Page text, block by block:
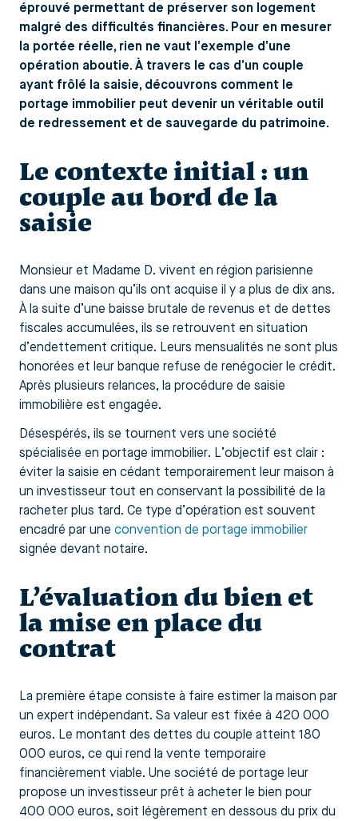
éprouvé permettant de préserver son logement
malgré des difficultés financières. Pour en mesurer
la portée réelle, rien ne vaut l’exemple d’une
opération aboutie. À travers le cas d’un couple
ayant frôlé la saisie, découvrons comment le
portage immobilier peut devenir un véritable outil
de redressement et de sauvegarde du patrimoine.
Le contexte initial : un
couple au bord de la
saisie
Monsieur et Madame D. vivent en région parisienne
dans une maison qu’ils ont acquise il y a plus de dix ans.
À la suite d’une baisse brutale de revenus et de dettes
fiscales accumulées, ils se retrouvent en situation
d’endettement critique. Leurs mensualités ne sont plus
honorées et leur banque refuse de renégocier le crédit.
Après plusieurs relances, la procédure de saisie
immobilière est engagée.
Désespérés, ils se tournent vers une société
spécialisée en portage immobilier. L’objectif est clair :
éviter la saisie en cédant temporairement leur maison à
un investisseur tout en conservant la possibilité de la
racheter plus tard. Ce type d’opération est souvent
encadré par une convention de portage immobilier
signée devant notaire.
L’évaluation du bien et
la mise en place du
contrat
La première étape consiste à faire estimer la maison par
un expert indépendant. Sa valeur est fixée à 420 000
euros. Le montant des dettes du couple atteint 180
000 euros, ce qui rend la vente temporaire
financièrement viable. Une société de portage leur
propose un investisseur prêt à acheter le bien pour
400 000 euros, soit légèrement en dessous du prix du